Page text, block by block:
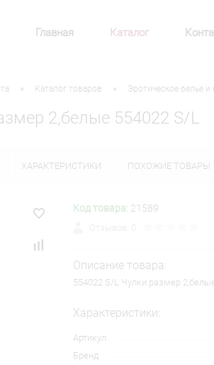
Главная Каталог
Каталог товаров Эротическое белье
2,белые 554022 S/L
ХАРАКТЕРИСТИКИ ПОХОЖИЕ ТОВАРЫ
Код товара: 21589
Описание товара:
554022 S/L Чулки размер
Характеристики:
Артикул
Бренд